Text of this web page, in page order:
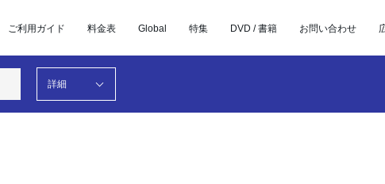
ご利用ガイド 料金表 Global 特集 DVD / 書籍 お問い合わせ
詳細